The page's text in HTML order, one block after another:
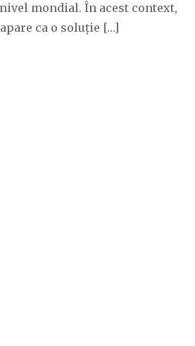
mondial. În acest context,
ca o soluție […]